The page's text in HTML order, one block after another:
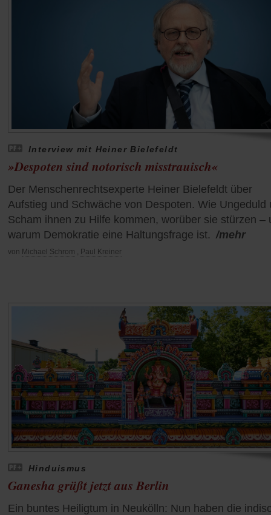
Interview mit Heiner Bielefeldt
»Despoten sind notorisch misstrauisch«
Der Menschenrechtsexperte Heiner Bielefeldt über
Aufstieg und Schwäche von Despoten. Wie Ungeduld
Scham ihnen zu Hilfe kommen, worüber sie stürzen –
warum Demokratie eine Haltungsfrage ist. /mehr
von Michael Schrom , Paul Kreiner
Hinduismus
Ganesha grüßt jetzt aus Berlin
Ein buntes Heiligtum in Neukölln: Nun haben die